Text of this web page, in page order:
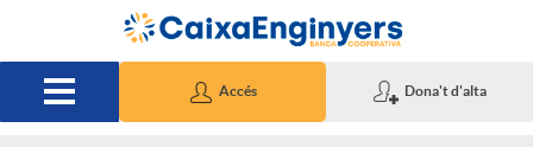
Salta al contingut principal
Accés Dona't d'alta